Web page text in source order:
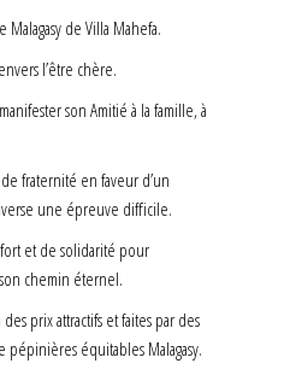
Malagasy de Villa Mahefa.
l’être chère.
son Amitié à la famille, à
fraternité en faveur d’un
une épreuve difficile.
et de solidarité pour
chemin éternel.
prix attractifs et faites par des
équitables Malagasy.